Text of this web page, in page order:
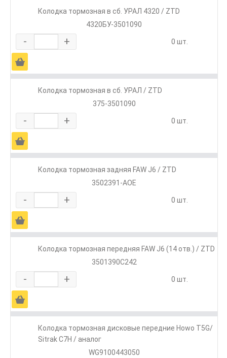
Колодка тормозная в сб. УРАЛ 4320 / ZTD
4320БУ-3501090
- + 0 шт.
Ä
Колодка тормозная в сб. УРАЛ / ZTD
375-3501090
- + 0 шт.
Ä
Колодка тормозная задняя FAW J6 / ZTD
3502391-AOE
- + 0 шт.
Ä
Колодка тормозная передняя FAW J6 (14 отв.) / ZTD
3501390C242
- + 0 шт.
Ä
Колодка тормозная дисковые передние Howo T5G/
Sitrak C7H / аналог
WG9100443050